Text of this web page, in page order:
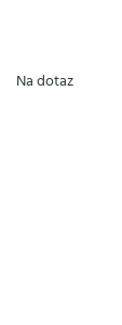
Na dotaz